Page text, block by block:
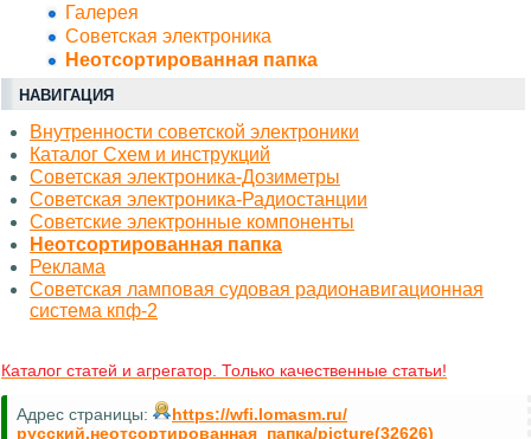
Галерея
Советская электроника
Неотсортированная папка
НАВИГАЦИЯ
Внутренности советской электроники
Каталог Схем и инструкций
Советская электроника-Дозиметры
Советская электроника-Радиостанции
Советские электронные компоненты
Неотсортированная папка
Реклама
Советская ламповая судовая радионавигационная
система кпф-2
Каталог статей и агрегатор. Только качественные статьи!
Адрес страницы:
https://wfi.lomasm.ru/
русский.неотсортированная_папка/picture(32626)